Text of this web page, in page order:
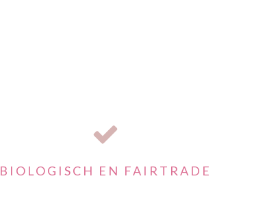
BIOLOGISCH EN FAIRTRADE